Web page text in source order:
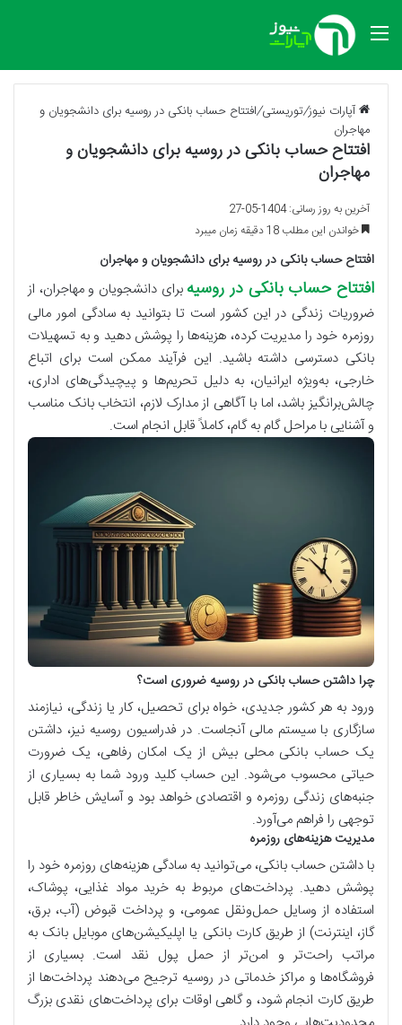
منو
آپارات نیوز/توریستی/افتتاح حساب بانکی در روسیه برای دانشجویان و
مهاجران
افتتاح حساب بانکی در روسیه برای دانشجویان و
مهاجران
آخرین به روز رسانی: 1404-05-27
خواندن این مطلب 18 دقیقه زمان میبرد
افتتاح حساب بانکی در روسیه برای دانشجویان و مهاجران
افتتاح حساب بانکی در روسیهبرای دانشجویان و مهاجران، از
ضروریات زندگی در این کشور است تا بتوانید به سادگی امور مالی
روزمره خود را مدیریت کرده، هزینه‌ها را پوشش دهید و به تسهیلات
بانکی دسترسی داشته باشید. این فرآیند ممکن است برای اتباع
خارجی، به‌ویژه ایرانیان، به دلیل تحریم‌ها و پیچیدگی‌های اداری،
چالش‌برانگیز باشد، اما با آگاهی از مدارک لازم، انتخاب بانک مناسب
و آشنایی با مراحل گام به گام، کاملاً قابل انجام است.
چرا داشتن حساب بانکی در روسیه ضروری است؟
ورود به هر کشور جدیدی، خواه برای تحصیل، کار یا زندگی، نیازمند
سازگاری با سیستم مالی آنجاست. در فدراسیون روسیه نیز، داشتن
یک حساب بانکی محلی بیش از یک امکان رفاهی، یک ضرورت
حیاتی محسوب می‌شود. این حساب کلید ورود شما به بسیاری از
جنبه‌های زندگی روزمره و اقتصادی خواهد بود و آسایش خاطر قابل
توجهی را فراهم می‌آورد.
مدیریت هزینه‌های روزمره
با داشتن حساب بانکی، می‌توانید به سادگی هزینه‌های روزمره خود را
پوشش دهید. پرداخت‌های مربوط به خرید مواد غذایی، پوشاک،
استفاده از وسایل حمل‌ونقل عمومی، و پرداخت قبوض (آب، برق،
گاز، اینترنت) از طریق کارت بانکی یا اپلیکیشن‌های موبایل بانک به
مراتب راحت‌تر و امن‌تر از حمل پول نقد است. بسیاری از
فروشگاه‌ها و مراکز خدماتی در روسیه ترجیح می‌دهند پرداخت‌ها از
طریق کارت انجام شود، و گاهی اوقات برای پرداخت‌های نقدی بزرگ